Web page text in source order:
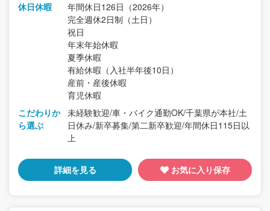
休日休暇
年間休日126日（2026年）
完全週休2日制（土日）
祝日
年末年始休暇
夏季休暇
有給休暇（入社半年後10日）
産前・産後休暇
育児休暇
こだわりか
ら選ぶ
未経験歓迎/車・バイク通勤OK/千葉県が本社/土
日休み/新卒募集/第二新卒歓迎/年間休日115日以
上
詳細を見る お気に入り保存